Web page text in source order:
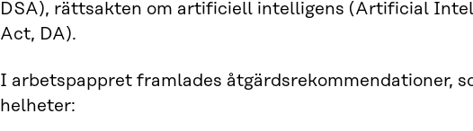
DSA), rättsakten om artificiell intelligens (Artificial
Act, DA).
I arbetspappret framlades åtgärdsrekommendationer,
helheter: